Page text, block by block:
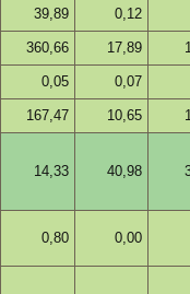
39,89 0,12
360,66 17,89
0,05 0,07
167,47 10,65
14,33 40,98
0,80 0,00